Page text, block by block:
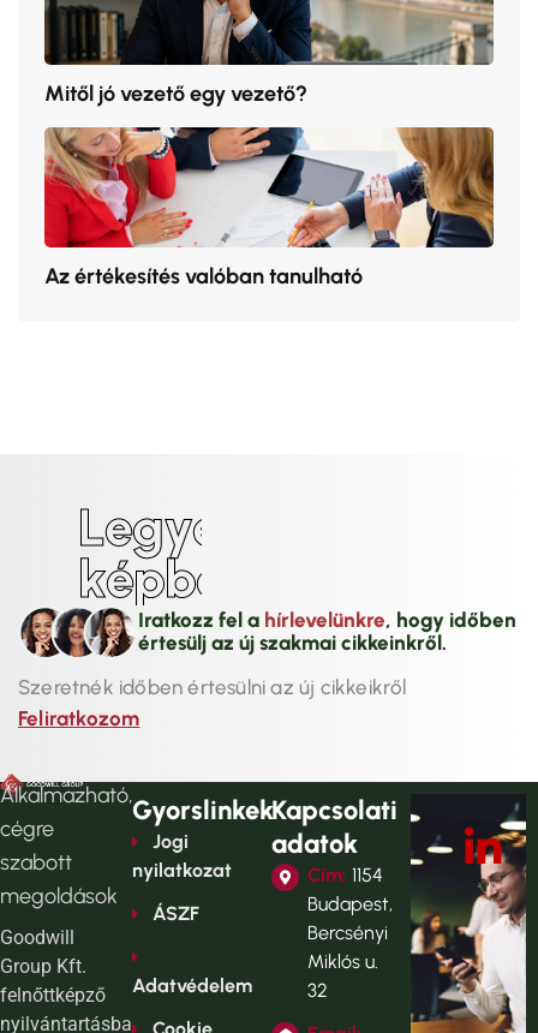
Mitől jó vezető egy vezető?
Az értékesítés valóban tanulható
Legyé
képbe
Iratkozz fel a hírlevelünkre, hogy időben
értesülj az új szakmai cikkeinkről.
Szeretnék időben értesülni az új cikkeikről
Feliratkozom
Alkalmazható,
cégre
szabott
megoldások
Goodwill
Group Kft.
felnőttképző
nyilvántartásba
Gyorslinkek
Jogi
nyilatkozat
ÁSZF
Adatvédelem
Cookie
Kapcsolati
adatok
Cím: 1154
Budapest,
Bercsényi
Miklós u.
32